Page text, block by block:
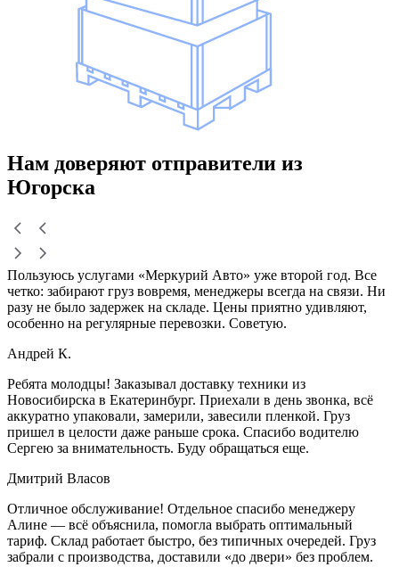
Нам доверяют отправители из
Югорска
Пользуюсь услугами «Меркурий Авто» уже второй год. Все
четко: забирают груз вовремя, менеджеры всегда на связи. Ни
разу не было задержек на складе. Цены приятно удивляют,
особенно на регулярные перевозки. Советую.
Андрей К.
Ребята молодцы! Заказывал доставку техники из
Новосибирска в Екатеринбург. Приехали в день звонка, всё
аккуратно упаковали, замерили, завесили пленкой. Груз
пришел в целости даже раньше срока. Спасибо водителю
Сергею за внимательность. Буду обращаться еще.
Дмитрий Власов
Отличное обслуживание! Отдельное спасибо менеджеру
Алине — всё объяснила, помогла выбрать оптимальный
тариф. Склад работает быстро, без типичных очередей. Груз
забрали с производства, доставили «до двери» без проблем.